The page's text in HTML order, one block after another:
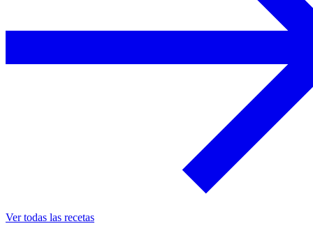
Ver todas las recetas